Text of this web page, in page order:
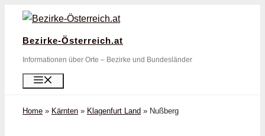
Zum
springen
Bezirke-Österreich.at
Informationen über Orte – Bezirke und Bundesländer
Home » Kärnten » Klagenfurt Land » Nußberg